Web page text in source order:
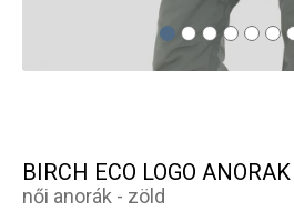
BIRCH ECO LOGO ANORAK
női anorák - zöld